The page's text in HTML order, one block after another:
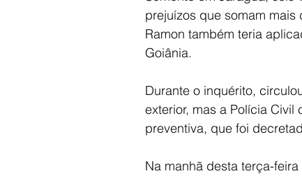
prejuízos que somam
Ramon também teria
Goiânia.
Durante o inquérito,
exterior, mas a Polícia
preventiva, que foi
Na manhã desta terça-